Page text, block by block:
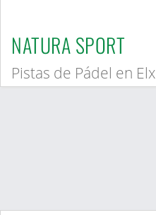
NATURA SPORT
Pistas de Pádel en Elx